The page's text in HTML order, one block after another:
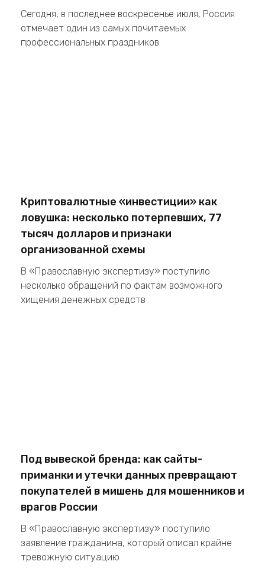
Сегодня, в последнее воскресенье июля, Россия
отмечает один из самых почитаемых
профессиональных праздников
Криптовалютные «инвестиции» как
ловушка: несколько потерпевших, 77
тысяч долларов и признаки
организованной схемы
В «Православную экспертизу» поступило
несколько обращений по фактам возможного
хищения денежных средств
Под вывеской бренда: как сайты-
приманки и утечки данных превращают
покупателей в мишень для мошенников и
врагов России
В «Православную экспертизу» поступило
заявление гражданина, который описал крайне
тревожную ситуацию